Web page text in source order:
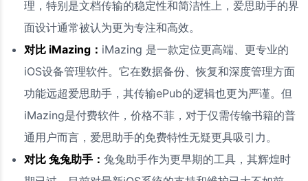
理，特别是文档传输的稳定性和简洁性上，爱思助手的界
面设计通常被认为更为专注和高效。
对比 iMazing： iMazing 是一款定位更高端、更专业的
iOS设备管理软件。它在数据备份、恢复和深度管理方面
功能远超爱思助手，其传输ePub的逻辑也更为严谨。但
iMazing是付费软件，价格不菲，对于仅需传输书籍的普
通用户而言，爱思助手的免费特性无疑更具吸引力。
对比 兔兔助手： 兔兔助手作为更早期的工具，其辉煌时